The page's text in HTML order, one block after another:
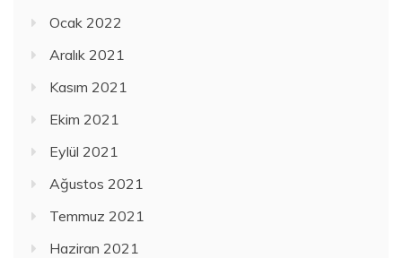
Ocak 2022
Aralık 2021
Kasım 2021
Ekim 2021
Eylül 2021
Ağustos 2021
Temmuz 2021
Haziran 2021